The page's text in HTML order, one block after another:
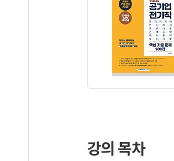
강의 목차